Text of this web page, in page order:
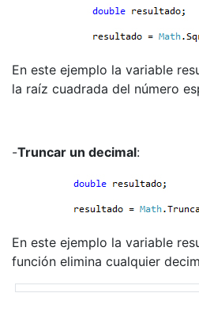
En este ejemplo la variable
la raíz cuadrada del número
-Truncar un decimal:
En este ejemplo la variable
función elimina cualquier